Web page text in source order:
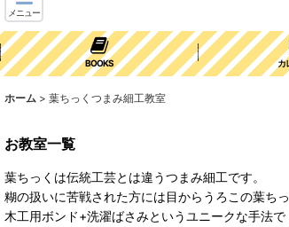
メニュー
BOOKS カ
ホーム > 葉ちっくつまみ細工教室
お教室一覧
葉ちっくは伝統工芸とは違うつまみ細工です。
糊の扱いに苦戦された方には目からうろこの葉ちっ
木工用ボンド+洗濯ばさみというユニークな手法